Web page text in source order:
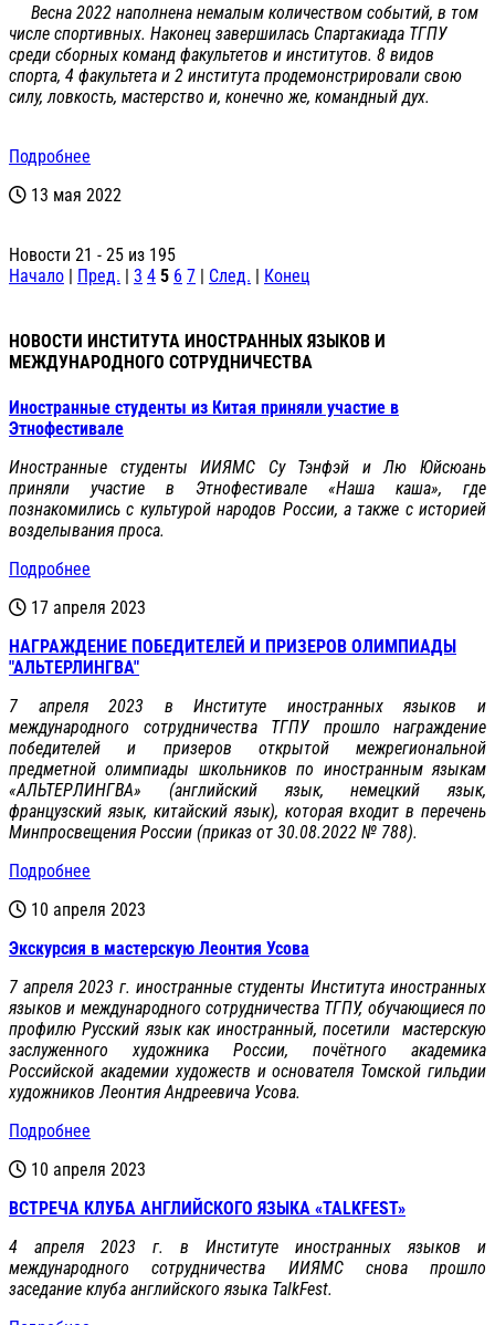
Весна 2022 наполнена немалым количеством событий, в том
числе спортивных. Наконец завершилась Спартакиада ТГПУ
среди сборных команд факультетов и институтов. 8 видов
спорта, 4 факультета и 2 института продемонстрировали свою
силу, ловкость, мастерство и, конечно же, командный дух.
Подробнее
13 мая 2022
Новости 21 - 25 из 195
Начало | Пред. | 3 4 5 6 7 | След. | Конец
НОВОСТИ ИНСТИТУТА ИНОСТРАННЫХ ЯЗЫКОВ И
МЕЖДУНАРОДНОГО СОТРУДНИЧЕСТВА
Иностранные студенты из Китая приняли участие в
Этнофестивале
Иностранные студенты ИИЯМС Су Тэнфэй и Лю Юйсюань
приняли участие в Этнофестивале «Наша каша», где
познакомились с культурой народов России, а также с историей
возделывания проса.
Подробнее
17 апреля 2023
НАГРАЖДЕНИЕ ПОБЕДИТЕЛЕЙ И ПРИЗЕРОВ ОЛИМПИАДЫ
"АЛЬТЕРЛИНГВА"
7 апреля 2023 в Институте иностранных языков и
международного сотрудничества ТГПУ прошло награждение
победителей и призеров открытой межрегиональной
предметной олимпиады школьников по иностранным языкам
«АЛЬТЕРЛИНГВА» (английский язык, немецкий язык,
французский язык, китайский язык), которая входит в перечень
Минпросвещения России (приказ от 30.08.2022 № 788).
Подробнее
10 апреля 2023
Экскурсия в мастерскую Леонтия Усова
7 апреля 2023 г. иностранные студенты Института иностранных
языков и международного сотрудничества ТГПУ, обучающиеся по
профилю Русский язык как иностранный, посетили мастерскую
заслуженного художника России, почётного академика
Российской академии художеств и основателя Томской гильдии
художников Леонтия Андреевича Усова.
Подробнее
10 апреля 2023
ВСТРЕЧА КЛУБА АНГЛИЙСКОГО ЯЗЫКА «TALKFEST»
4 апреля 2023 г. в Институте иностранных языков и
международного сотрудничества ИИЯМС снова прошло
заседание клуба английского языка TalkFest.